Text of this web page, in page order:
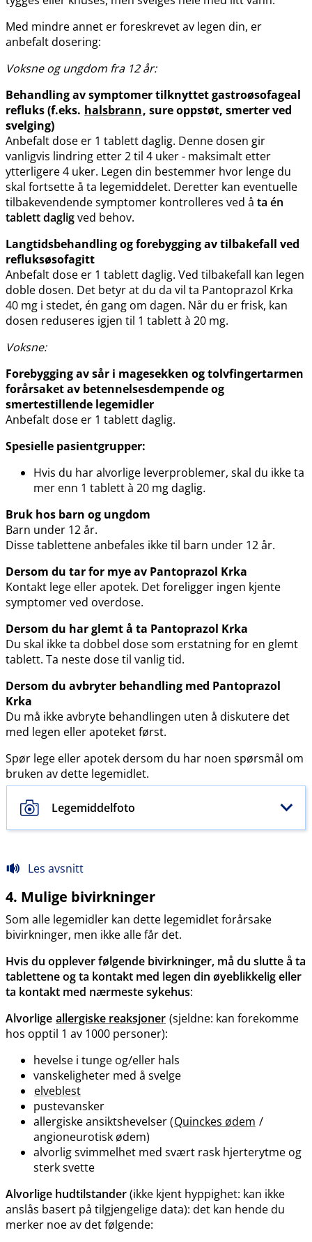
Med mindre annet er foreskrevet av legen din, er
anbefalt dosering:
Voksne og ungdom fra 12 år:
Behandling av symptomer tilknyttet gastroøsofageal
refluks (f.eks. halsbrann, sure oppstøt, smerter ved
svelging)
Anbefalt dose er 1 tablett daglig. Denne dosen gir
vanligvis lindring etter 2 til 4 uker - maksimalt etter
ytterligere 4 uker. Legen din bestemmer hvor lenge du
skal fortsette å ta legemiddelet. Deretter kan eventuelle
tilbakevendende symptomer kontrolleres ved å ta én
tablett dagligved behov.
Langtidsbehandling og forebygging av tilbakefall ved
refluksøsofagitt
Anbefalt dose er 1 tablett daglig. Ved tilbakefall kan legen
doble dosen. Det betyr at du da vil ta Pantoprazol Krka
40 mg i stedet, én gang om dagen. Når du er frisk, kan
dosen reduseres igjen til 1 tablett à 20 mg.
Voksne:
Forebygging av sår i magesekken og tolvfingertarmen
forårsaket av betennelsesdempende og
smertestillende legemidler
Anbefalt dose er 1 tablett daglig.
Spesielle pasientgrupper:
Hvis du har alvorlige leverproblemer, skal du ikke ta
mer enn 1 tablett à 20 mg daglig.
Bruk hos barn og ungdom
Barn under 12 år.
Disse tablettene anbefales ikke til barn under 12 år.
Dersom du tar for mye av Pantoprazol Krka
Kontakt lege eller apotek. Det foreligger ingen kjente
symptomer ved overdose.
Dersom du har glemt å ta Pantoprazol Krka
Du skal ikke ta dobbel dose som erstatning for en glemt
tablett. Ta neste dose til vanlig tid.
Dersom du avbryter behandling med Pantoprazol
Krka
Du må ikke avbryte behandlingen uten å diskutere det
med legen eller apoteket først.
Spør lege eller apotek dersom du har noen spørsmål om
bruken av dette legemidlet.
Legemiddelfoto
Les avsnitt
4. Mulige bivirkninger
Som alle legemidler kan dette legemidlet forårsake
bivirkninger, men ikke alle får det.
Hvis du opplever følgende bivirkninger, må du slutte å ta
tablettene og ta kontakt med legen din øyeblikkelig eller
ta kontakt med nærmeste sykehus:
Alvorlige allergiske reaksjoner (sjeldne: kan forekomme
hos opptil 1 av 1000 personer):
hevelse i tunge og​/​eller hals
vanskeligheter med å svelge
elveblest
pustevansker
allergiske ansiktshevelser (Quinckes ødem /
angioneurotisk ødem)
alvorlig svimmelhet med svært rask hjerterytme og
sterk svette
Alvorlige hudtilstander(ikke kjent hyppighet: kan ikke
anslås basert på tilgjengelige data): det kan hende du
merker noe av det følgende: